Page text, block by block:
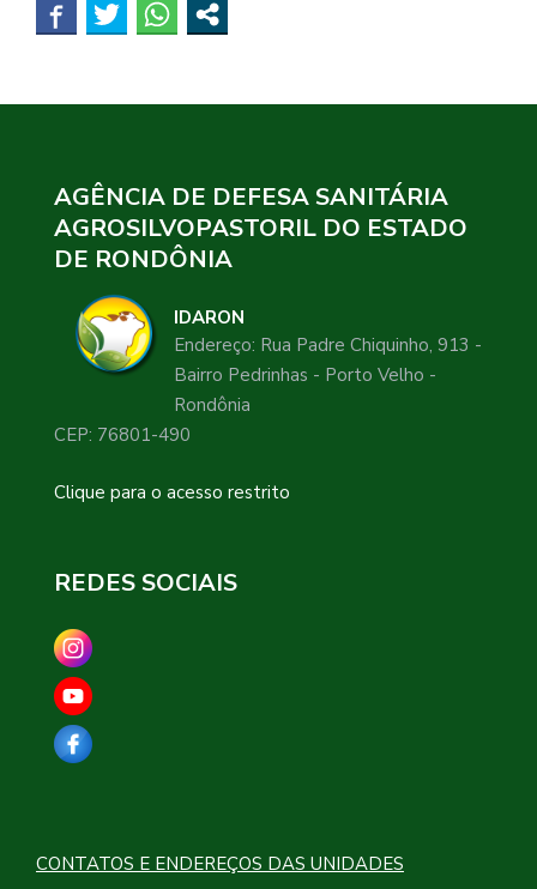
AGÊNCIA DE DEFESA SANITÁRIA
AGROSILVOPASTORIL DO ESTADO
DE RONDÔNIA
IDARON
Endereço: Rua Padre Chiquinho, 913 -
Bairro Pedrinhas - Porto Velho -
Rondônia
CEP: 76801-490
Clique para o acesso restrito
REDES SOCIAIS
CONTATOS E ENDEREÇOS DAS UNIDADES